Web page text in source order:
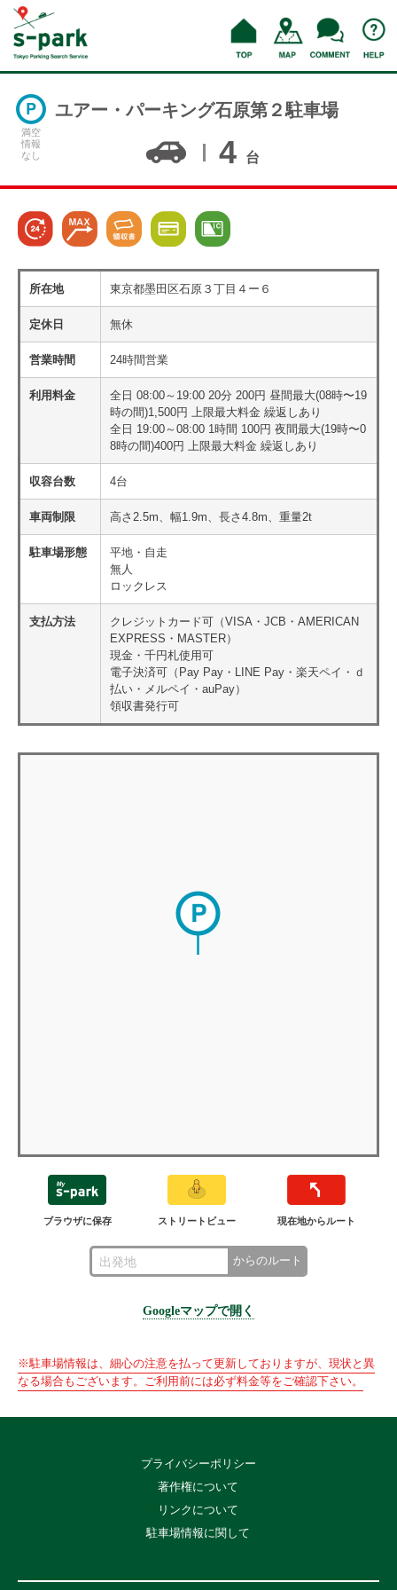
満空
情報
なし
ユアー・パーキング石原第２駐車場
4 台
所在地 東京都墨田区石原３丁目４ー６
定休日 無休
営業時間 24時間営業
利用料金
全日 08:00～19:00 20分 200円 昼間最大(08時〜19
時の間)1,500円 上限最大料金 繰返しあり
全日 19:00～08:00 1時間 100円 夜間最大(19時〜0
8時の間)400円 上限最大料金 繰返しあり
収容台数 4台
車両制限 高さ2.5m、幅1.9m、長さ4.8m、重量2t
駐車場形態
平地・自走
無人
ロックレス
支払方法
クレジットカード可（VISA・JCB・AMERICAN
EXPRESS・MASTER）
現金・千円札使用可
電子決済可（Pay Pay・LINE Pay・楽天ペイ・ｄ
払い・メルペイ・auPay）
領収書発行可
ブラウザに保存 ストリートビュー 現在地からルート
からのルート
Googleマップで開く
※駐車場情報は、細心の注意を払って更新しておりますが、現状と異
なる場合もございます。ご利用前には必ず料金等をご確認下さい。
プライバシーポリシー
著作権について
リンクについて
駐車場情報に関して